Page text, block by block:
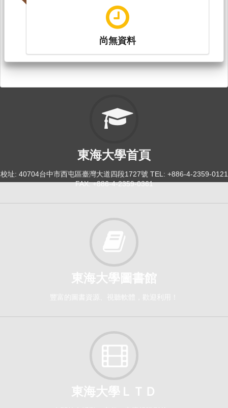
尚無資料
東海大學首頁
校址: 40704台中市西屯區臺灣大道四段1727號 TEL: +886-4-2359-0121
FAX: +886-4-2359-0361
東海大學圖書館
豐富的圖書資源、視聽軟體，歡迎利用！
東海大學ＬＴＤ